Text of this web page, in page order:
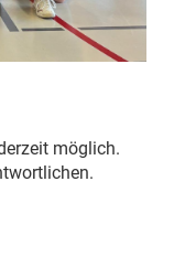
möglich.